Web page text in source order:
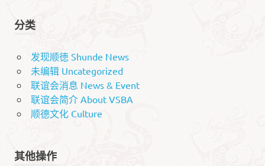
分类
发现顺徳 Shunde News
未编辑 Uncategorized
联谊会消息 News & Event
联谊会简介 About VSBA
顺德文化 Culture
其他操作